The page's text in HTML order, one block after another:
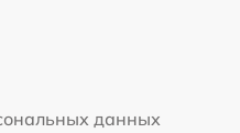
данных